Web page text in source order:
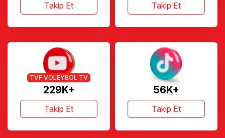
Takip Et Takip Et
229K+
TVF VOLEYBOL TV
Takip Et
56K+
Takip Et